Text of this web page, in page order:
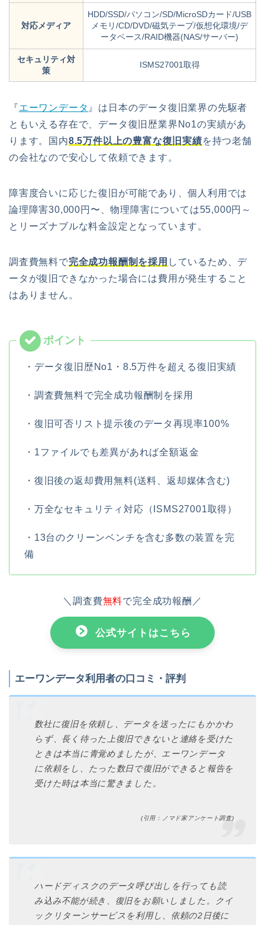
対応メディア
HDD/SSD/パソコン/SD/MicroSDカード/USB
メモリ/CD/DVD/磁気テープ/仮想化環境/デ
ータベース/RAID機器(NAS/サーバー)
セキュリティ対
策
ISMS27001取得
『エーワンデータ 』は日本のデータ復旧業界の先駆者
ともいえる存在で、データ復旧歴業界No1の実績があ
ります。
国内8.5万件以上の豊富な復旧実績を持つ老舗
の会社なので安心して依頼できます。
障害度合いに応じた復旧が可能であり、個人利用では
論理障害30,000円〜、物理障害については55,000円～
とリーズナブルな料金設定となっています。
調査費無料で完全成功報酬制を採用 しているため、デ
ータが復旧できなかった場合には費用が発生すること
はありません。
・データ復旧歴No1・8.5万件を超える復旧実績
・調査費無料で完全成功報酬制を採用
・復旧可否リスト提示後のデータ再現率100%
・1ファイルでも差異があれば全額返金
・復旧後の返却費用無料(送料、返却媒体含む)
・万全なセキュリティ対応（ISMS27001取得）
・13台のクリーンベンチを含む多数の装置を完
備
＼調査費無料で完全成功報酬／
公式サイトはこちら
エーワンデータ利用者の口コミ・評判
数社に復旧を依頼し、データを送ったにもかかわ
らず、長く待った上復旧できないと連絡を受けた
ときは本当に青覚めましたが、エーワンデータ
に依頼をし、たった数日で復旧ができると報告を
受けた時は本当に驚きました。
(引用：ノマド家アンケート調査)
ハードディスクのデータ呼び出しを行っても読
み込み不能が続き、復旧をお願いしました。クイ
ックリターンサービスを利用し、依頼の2日後に